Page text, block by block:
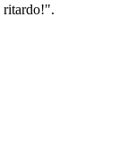
ritardo!".